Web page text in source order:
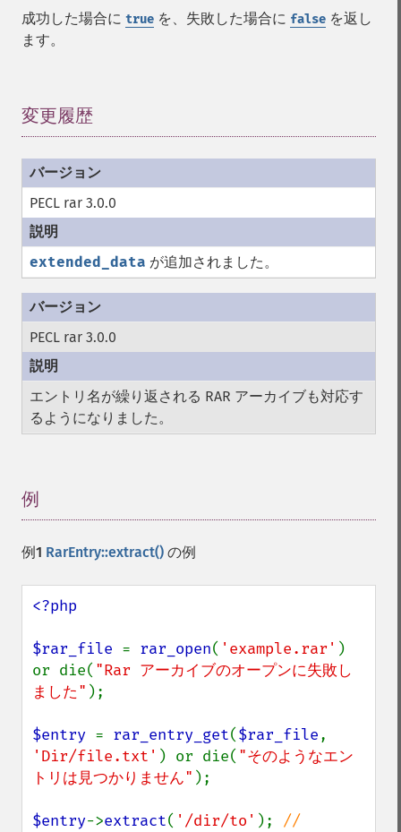
成功した場合に true を、失敗した場合に false を返し
ます。
変更履歴
PECL rar 3.0.0
extended_data が追加されました。
PECL rar 3.0.0
エントリ名が繰り返される RAR アーカイブも対応す
るようになりました。
例
例1 RarEntry::extract() の例
<?php
$rar_file = rar_open( 'example.rar' )
or die( "Rar アーカイブのオープンに失敗し
ました" );
$entry = rar_entry_get($rar_file
'Dir/file.txt' ) or die( "そのようなエン
トリは見つかりません" );
$entry->extract( '/dir/to' ); //